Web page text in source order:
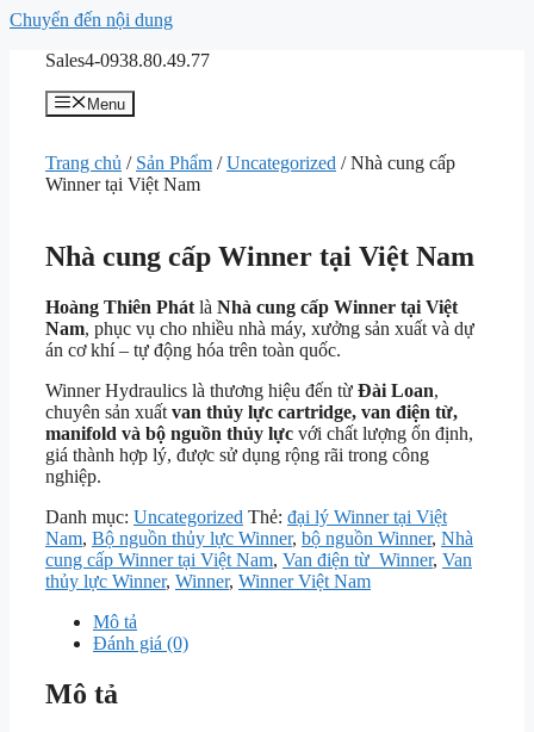
Chuyển đến nội dung
Sales4-0938.80.49.77
Menu
Trang chủ / Sản Phẩm /Uncategorized / Nhà cung cấp
Winner tại Việt Nam
Nhà cung cấp Winner tại Việt Nam
Hoàng Thiên Phát là Nhà cung cấp Winner tại Việt
Nam, phục vụ cho nhiều nhà máy, xưởng sản xuất và dự
án cơ khí – tự động hóa trên toàn quốc.
Winner Hydraulics là thương hiệu đến từ Đài Loan,
chuyên sản xuất van thủy lực cartridge, van điện từ,
manifold và bộ nguồn thủy lực với chất lượng ổn định,
giá thành hợp lý, được sử dụng rộng rãi trong công
nghiệp.
Danh mục: Uncategorized Thẻ: đại lý Winner tại Việt
Nam, Bộ nguồn thủy lực Winner, bộ nguồn Winner, Nhà
cung cấp Winner tại Việt Nam, Van điện từ Winner, Van
thủy lực Winner, Winner, Winner Việt Nam
Mô tả
Đánh giá (0)
Mô tả